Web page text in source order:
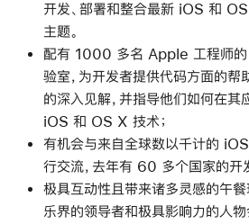
开发、部署和整合最新 iOS 和
主题。
配有 1000 多名 Apple 工程师
验室，为开发者提供代码方面的帮
的深入见解，并指导他们如何在其
iOS 和 OS X 技术；
有机会与来自全球数以千计的
行交流，去年有 60 多个国家的开
极具互动性且带来诸多灵感的午餐
乐界的领导者和极具影响力的人物